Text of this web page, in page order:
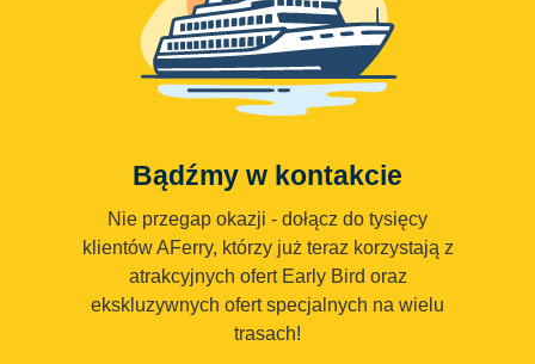
Bądźmy w kontakcie
Nie przegap okazji - dołącz do tysięcy
klientów AFerry, którzy już teraz korzystają z
atrakcyjnych ofert Early Bird oraz
ekskluzywnych ofert specjalnych na wielu
trasach!